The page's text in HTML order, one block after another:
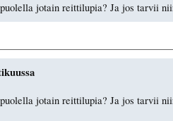
jotain reittilupia? Ja jos tarvii
jotain reittilupia? Ja jos tarvii